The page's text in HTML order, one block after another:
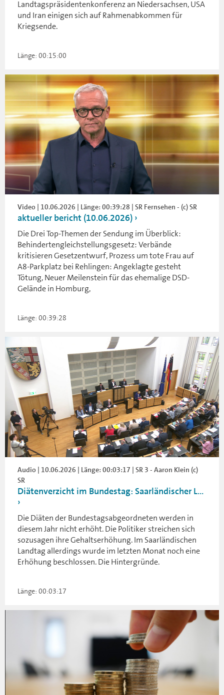
Landtagspräsidentenkonferenz an Niedersachsen, USA
und Iran einigen sich auf Rahmenabkommen für
Kriegsende.
Länge: 00:15:00
Video | 10.06.2026 | Länge: 00:39:28 | SR Fernsehen - (c) SR
aktueller bericht (10.06.2026)
Die Drei Top-Themen der Sendung im Überblick:
Behindertengleichstellungsgesetz: Verbände
kritisieren Gesetzentwurf, Prozess um tote Frau auf
A8-Parkplatz bei Rehlingen: Angeklagte gesteht
Tötung, Neuer Meilenstein für das ehemalige DSD-
Gelände in Homburg,
Länge: 00:39:28
Audio | 10.06.2026 | Länge: 00:03:17 | SR 3 - Aaron Klein (c)
SR
Diätenverzicht im Bundestag: Saarländischer L...
Die Diäten der Bundestagsabgeordneten werden in
diesem Jahr nicht erhöht. Die Politiker streichen sich
sozusagen ihre Gehaltserhöhung. Im Saarländischen
Landtag allerdings wurde im letzten Monat noch eine
Erhöhung beschlossen. Die Hintergründe.
Länge: 00:03:17